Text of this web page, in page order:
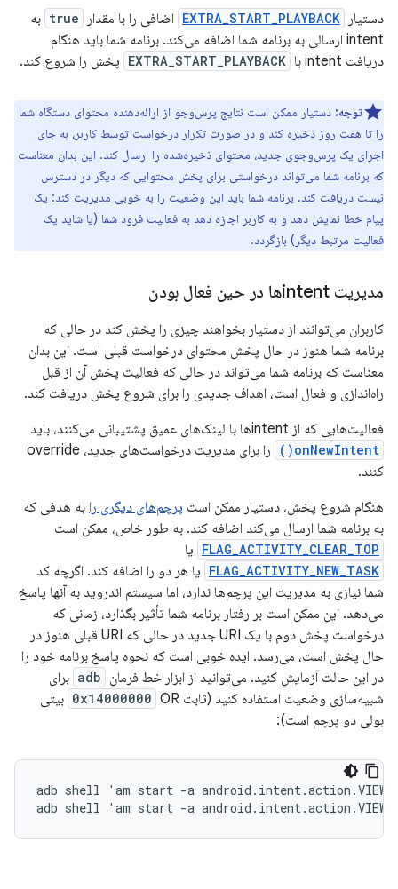
دستیار
EXTRA_START_PLAYBACK اضافی را با مقدار true به
intent ارسالی به برنامه شما اضافه می‌کند. برنامه شما باید هنگام
دریافت intent با
EXTRA_START_PLAYBACK پخش را شروع کند.
توجه: دستیار ممکن است نتایج پرس‌وجو از ارائه‌دهنده محتوای دستگاه شما
را تا هفت روز ذخیره کند و در صورت تکرار درخواست توسط کاربر، به جای
اجرای یک پرس‌وجوی جدید، محتوای ذخیره‌شده را ارسال کند. این بدان معناست
که برنامه شما می‌تواند درخواستی برای پخش محتوایی که دیگر در دسترس
نیست دریافت کند. برنامه شما باید این وضعیت را به خوبی مدیریت کند: یک
پیام خطا نمایش دهد و به کاربر اجازه دهد به فعالیت فرود شما (یا شاید یک
فعالیت مرتبط دیگر) بازگردد.
مدیریت intentها در حین فعال بودن
کاربران می‌توانند از دستیار بخواهند چیزی را پخش کند در حالی که
برنامه شما هنوز در حال پخش محتوای درخواست قبلی است. این بدان
معناست که برنامه شما می‌تواند در حالی که فعالیت پخش آن از قبل
راه‌اندازی و فعال است، اهداف جدیدی را برای شروع پخش دریافت کند.
فعالیت‌هایی که از intentها با لینک‌های عمیق پشتیبانی می‌کنند، باید
onNewIntent()
را برای مدیریت درخواست‌های جدید، override
کنند.
هنگام شروع پخش، دستیار ممکن است پرچم‌های دیگری را به هدفی که
به برنامه شما ارسال می‌کند اضافه کند. به طور خاص، ممکن است
FLAG_ACTIVITY_CLEAR_TOP یا
FLAG_ACTIVITY_NEW_TASK یا هر دو را اضافه کند. اگرچه کد
شما نیازی به مدیریت این پرچم‌ها ندارد، اما سیستم اندروید به آنها پاسخ
می‌دهد. این ممکن است بر رفتار برنامه شما تأثیر بگذارد، زمانی که
درخواست پخش دوم با یک URI جدید در حالی که URI قبلی هنوز در
حال پخش است، می‌رسد. ایده خوبی است که نحوه پاسخ برنامه خود را
در این حالت آزمایش کنید. می‌توانید از ابزار خط فرمان adb برای
شبیه‌سازی وضعیت استفاده کنید (ثابت
0x14000000 OR بیتی
بولی دو پرچم است):
adb shell 'am start -a android.intent.action.VIEW